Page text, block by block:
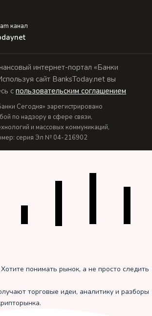
канал
интернет-портал «Банки
сайт BanksToday.net вы
с пользовательским соглашением
Сегодня» зарегистрировано
по надзору в сфере связи,
и массовых коммуникаций,
серия Эл № 04-216902
Хотите понимать рынок, а не просто следить
торговые идеи, аналитику и разборы